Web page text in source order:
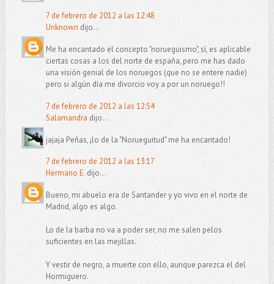
7 de febrero de 2012 a las 12:48
Unknown dijo...
Me ha encantado el concepto "norueguismo", sí, es aplicable
ciertas cosas a los del norte de españa, pero me has dado
una visión genial de los noruegos (que no se entere nadie)
pero si algún día me divorcio voy a por un noruego!!
7 de febrero de 2012 a las 12:54
Salamandra dijo...
jajaja Peñas, ¡lo de la "Norueguitud" me ha encantado!
7 de febrero de 2012 a las 13:17
Hermano E.dijo...
Bueno, mi abuelo era de Santander y yo vivo en el norte de
Madrid, algo es algo.
Lo de la barba no va a poder ser, no me salen pelos
suficientes en las mejillas.
Y vestir de negro, a muerte con ello, aunque parezca el del
Hormiguero.